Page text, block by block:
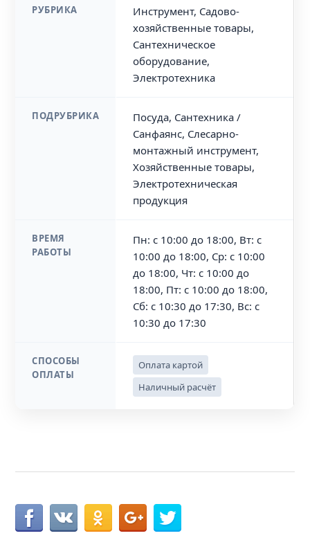
РУБРИКА
Инструмент, Садово-
хозяйственные товары,
Сантехническое
оборудование,
Электротехника
ПОДРУБРИКА
Посуда, Сантехника /
Санфаянс, Слесарно-
монтажный инструмент,
Хозяйственные товары,
Электротехническая
продукция
ВРЕМЯ
РАБОТЫ
Пн: с 10:00 до 18:00, Вт: с
10:00 до 18:00, Ср: с 10:00
до 18:00, Чт: с 10:00 до
18:00, Пт: с 10:00 до 18:00,
Сб: с 10:30 до 17:30, Вс: с
10:30 до 17:30
СПОСОБЫ
ОПЛАТЫ
Оплата картой
Наличный расчёт